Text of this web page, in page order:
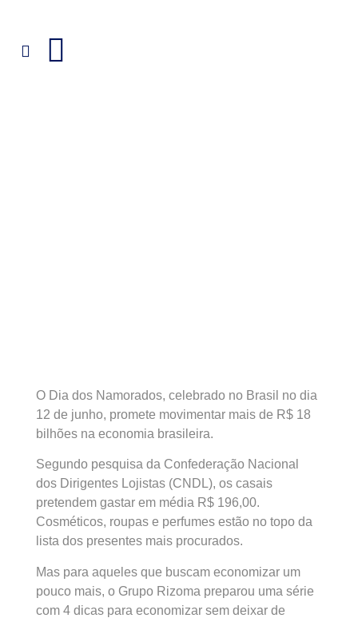
O Dia dos Namorados, celebrado no Brasil no dia
12 de junho, promete movimentar mais de R$ 18
bilhões na economia brasileira.
Segundo pesquisa da Confederação Nacional
dos Dirigentes Lojistas (CNDL), os casais
pretendem gastar em média R$ 196,00.
Cosméticos, roupas e perfumes estão no topo da
lista dos presentes mais procurados.
Mas para aqueles que buscam economizar um
pouco mais, o Grupo Rizoma preparou uma série
com 4 dicas para economizar sem deixar de